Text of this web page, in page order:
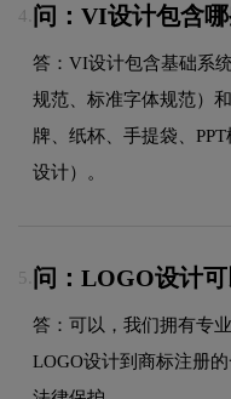
4. 问：VI设计包含
答：VI设计包含基础系
规范、标准字体规范）
牌、纸杯、手提袋、
设计）。
5. 问：LOGO设计
答：可以，我们拥有专
LOGO设计到商标注册